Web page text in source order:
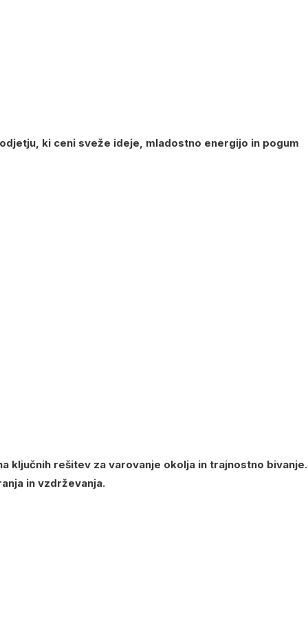
ki ceni sveže ideje, mladostno energijo in pogum
ključnih rešitev za varovanje okolja in trajnostno bivanje.
in vzdrževanja.